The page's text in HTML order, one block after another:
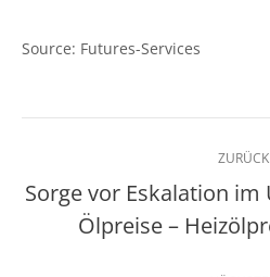
Source: Futures-Services
ZURÜCK
Sorge vor Eskalation
Ölpreise –